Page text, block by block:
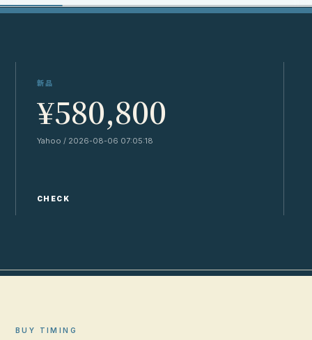
新品
¥580,800
Yahoo / 2026-08-06 07:05:18
CHECK
BUY TIMING